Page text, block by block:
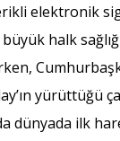
elektronik
halk
yürüttüğü
dünyada ilk